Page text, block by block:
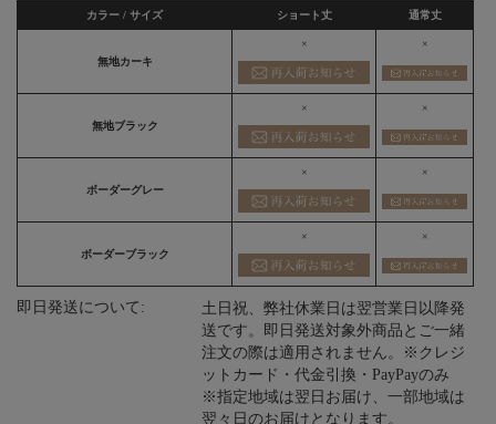
カラー / サイズ ショート丈 通常丈
無地カーキ
× ×
無地ブラック
× ×
ボーダーグレー
× ×
ボーダーブラック
× ×
即日発送について:
土日祝、弊社休業日は翌営業日以降発
送です。即日発送対象外商品とご一緒
注文の際は適用されません。※クレジ
ットカード・代金引換・PayPayのみ
※指定地域は翌日お届け、一部地域は
翌々日のお届けとなります。